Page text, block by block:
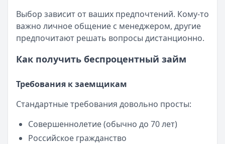
Выбор зависит от ваших предпочтений. Кому-то
важно личное общение с менеджером, другие
предпочитают решать вопросы дистанционно.
Как получить беспроцентный займ
Требования к заемщикам
Стандартные требования довольно просты:
Совершеннолетие (обычно до 70 лет)
Российское гражданство